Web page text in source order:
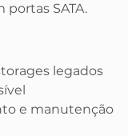
SATA.
legados
e manutenção